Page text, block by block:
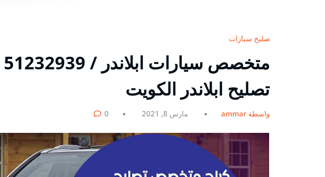
تصليح سيارات
تصليح ابلاندر الكويت
بواسطة ammar مارس 8, 2021 0